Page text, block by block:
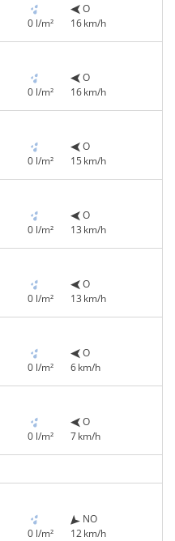
0 l/m²
O
16 km/h
0 l/m²
O
16 km/h
0 l/m²
O
15 km/h
0 l/m²
O
13 km/h
0 l/m²
O
13 km/h
0 l/m²
O
6 km/h
0 l/m²
O
7 km/h
0 l/m²
NO
12 km/h